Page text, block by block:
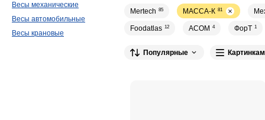
Mertech 85 МАССА-К 81
Foodatlas 12 ACOM 4 ФорТ 1
Популярные
Весы механические
Весы автомобильные
Весы крановые